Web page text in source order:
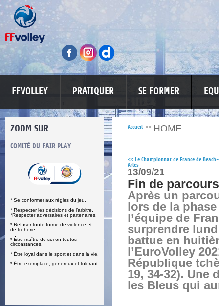
FFVOLLEY PRATIQUER SE FORMER
ZOOM SUR...
COMITÉ DU FAIR PLAY
* Se conformer aux règles du jeu.
* Respecter les décisions de l’arbitre.
*Respecter adversaires et partenaires.
* Refuser toute forme de violence et
de tricherie.
* Être maître de soi en toutes
circonstances.
* Être loyal dans le sport et dans la vie.
* Être exemplaire, généreux et tolérant
LUTTE CONTRE LES VIOLENCES
Accueil >> HOME
<< Le Championnat de France de
Arles
13/09/21
Fin de
Après un
lors de la
l’équipe de
surprendre
battue en
l’EuroVolley
République
19, 34-32). Une
les Bleus qui